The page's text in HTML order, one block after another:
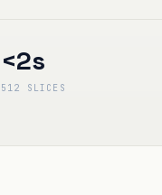
<2s
512 SLICES